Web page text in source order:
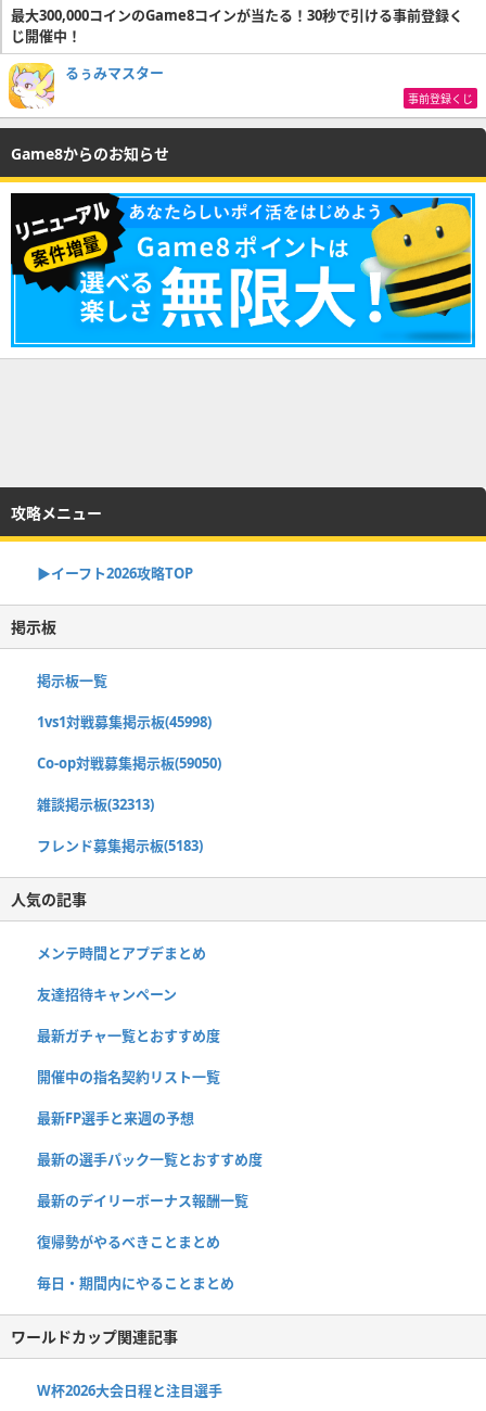
最大300,000コインのGame8コインが当たる！30秒で引ける事前登録く
じ開催中！
るぅみマスター
事前登録くじ
Game8からのお知らせ
攻略メニュー
▶イーフト2026攻略TOP
掲示板
掲示板一覧
1vs1対戦募集掲示板(45998)
Co-op対戦募集掲示板(59050)
雑談掲示板(32313)
フレンド募集掲示板(5183)
人気の記事
メンテ時間とアプデまとめ
友達招待キャンペーン
最新ガチャ一覧とおすすめ度
開催中の指名契約リスト一覧
最新FP選手と来週の予想
最新の選手パック一覧とおすすめ度
最新のデイリーボーナス報酬一覧
復帰勢がやるべきことまとめ
毎日・期間内にやることまとめ
ワールドカップ関連記事
W杯2026大会日程と注目選手